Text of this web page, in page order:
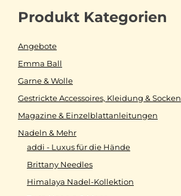
Produkt Kategorien
Angebote
Emma Ball
Garne & Wolle
Gestrickte Accessoires, Kleidung & Socken
Magazine & Einzelblattanleitungen
Nadeln & Mehr
addi - Luxus für die Hände
Brittany Needles
Himalaya Nadel-Kollektion